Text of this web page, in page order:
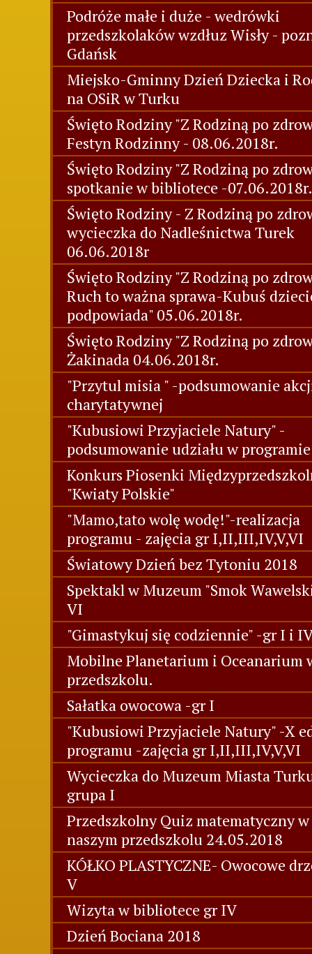
Podróże małe i duże - wedrówki
przedszkolaków wzdłuz Wisły -
Gdańsk
Miejsko-Gminny Dzień Dziecka i
na OSiR w Turku
Święto Rodziny "Z Rodziną po
Festyn Rodzinny - 08.06.2018r.
Święto Rodziny "Z Rodziną po
spotkanie w bibliotece -07.06.2018r.
Święto Rodziny - Z Rodziną po
wycieczka do Nadleśnictwa Turek
06.06.2018r
Święto Rodziny "Z Rodziną po
Ruch to ważna sprawa-Kubuś
podpowiada" 05.06.2018r.
Święto Rodziny "Z Rodziną po
Żakinada 04.06.2018r.
"Przytul misia " -podsumowanie
charytatywnej
"Kubusiowi Przyjaciele Natury" -
podsumowanie udziału w programie
Konkurs Piosenki
"Kwiaty Polskie"
"Mamo,tato wolę wodę!"-realizacja
programu - zajęcia gr I,II,III,IV,V,VI
Światowy Dzień bez Tytoniu 2018
Spektakl w Muzeum "Smok
VI
"Gimastykuj się codziennie" -gr I i
Mobilne Planetarium i Oceanarium
przedszkolu.
Sałatka owocowa -gr I
"Kubusiowi Przyjaciele Natury" -X
programu -zajęcia gr I,II,III,IV,V,VI
Wycieczka do Muzeum Miasta
grupa I
Przedszkolny Quiz matematyczny w
naszym przedszkolu 24.05.2018
KÓŁKO PLASTYCZNE- Owocowe
V
Wizyta w bibliotece gr IV
Dzień Bociana 2018